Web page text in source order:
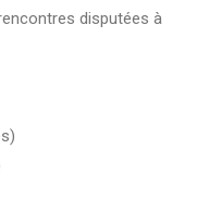
disputées à